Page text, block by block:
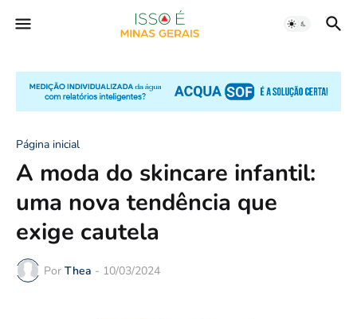
Página inicial
A moda do skincare infantil:
uma nova tendência que
exige cautela
Por Thea - 10/03/2024